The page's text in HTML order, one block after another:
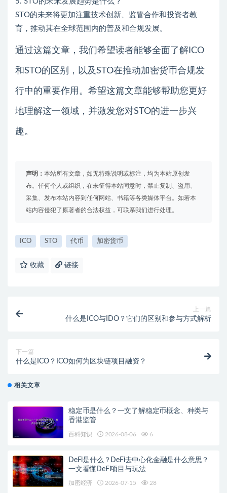
STO的未来将更加注重技术创新、监管合作和投资者教
育，推动其在全球范围内的普及和合规发展。
通过这篇文章，我们希望读者能够全面了解ICO
和STO的区别，以及STO在推动加密货币合规发
行中的重要作用。希望这篇文章能够帮助您更好
地理解这一领域，并激发您对STO的进一步兴
趣。
声明： 本站所有文章，如无特殊说明或标注，均为本站原创发
布。任何个人或组织，在未征得本站同意时，禁止复制、盗用、
采集、发布本站内容到任何网站、书籍等各类媒体平台。如若本
站内容侵犯了原著者的合法权益，可联系我们进行处理。
ICO STO 代币 加密货币
收藏 链接
上一篇
什么是ICO与IDO？它们的区别和参与方式解析
下一篇
什么是ICO？ICO如何为区块链项目融资？
相关文章
稳定币是什么？一文了解稳定币概念、种类与
香港监管
百科知识 2026-08-06 6
DeFi是什么？DeFi去中心化金融是什么意思？
一文看懂DeFi项目与玩法
加密经济 2026-07-15 28